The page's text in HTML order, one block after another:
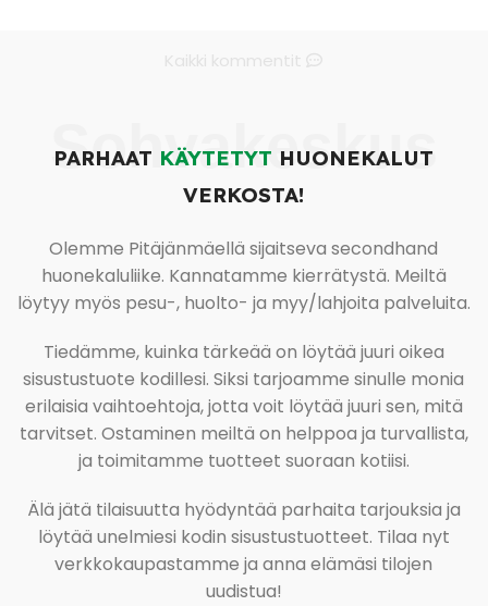
Sohvakeskus
PARHAAT KÄYTETYT HUONEKALUT
VERKOSTA!
Olemme Pitäjänmäellä sijaitseva secondhand
huonekaluliike. Kannatamme kierrätystä. Meiltä
löytyy myös pesu-, huolto- ja myy/lahjoita palveluita.
Tiedämme, kuinka tärkeää on löytää juuri oikea
sisustustuote kodillesi. Siksi tarjoamme sinulle monia
erilaisia vaihtoehtoja, jotta voit löytää juuri sen, mitä
tarvitset. Ostaminen meiltä on helppoa ja turvallista,
ja toimitamme tuotteet suoraan kotiisi.
Älä jätä tilaisuutta hyödyntää parhaita tarjouksia ja
löytää unelmiesi kodin sisustustuotteet. Tilaa nyt
verkkokaupastamme ja anna elämäsi tilojen
uudistua!